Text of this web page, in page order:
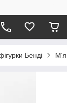
Бенді